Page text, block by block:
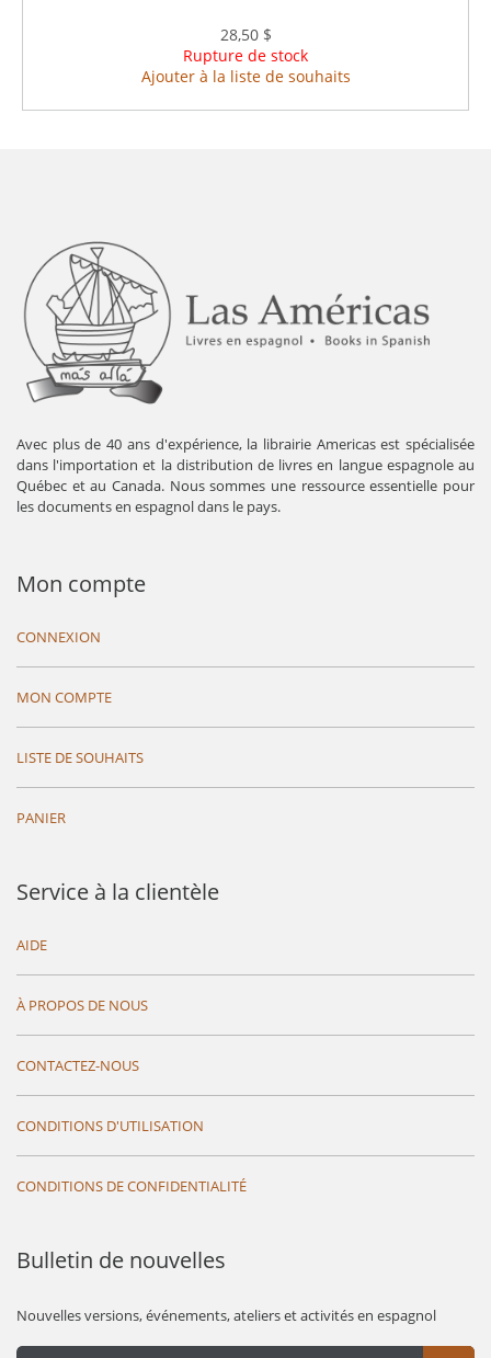
28,50 $
Rupture de stock
Ajouter à la liste de souhaits
Avec plus de 40 ans d'expérience, la librairie Americas est spécialisée
dans l'importation et la distribution de livres en langue espagnole au
Québec et au Canada. Nous sommes une ressource essentielle pour
les documents en espagnol dans le pays.
Mon compte
CONNEXION
MON COMPTE
LISTE DE SOUHAITS
PANIER
Service à la clientèle
AIDE
À PROPOS DE NOUS
CONTACTEZ-NOUS
CONDITIONS D'UTILISATION
CONDITIONS DE CONFIDENTIALITÉ
Bulletin de nouvelles
Nouvelles versions, événements, ateliers et activités en espagnol